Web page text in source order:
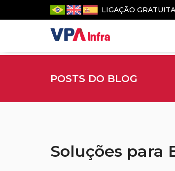
LIGAÇÃO
POSTS DO BLOG
Soluções para